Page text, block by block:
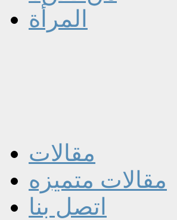
المرأة
مقالات
مقالات متميزه
اتصل بنا